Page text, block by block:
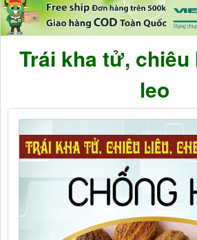
Trái kha tử, chiêu
leo